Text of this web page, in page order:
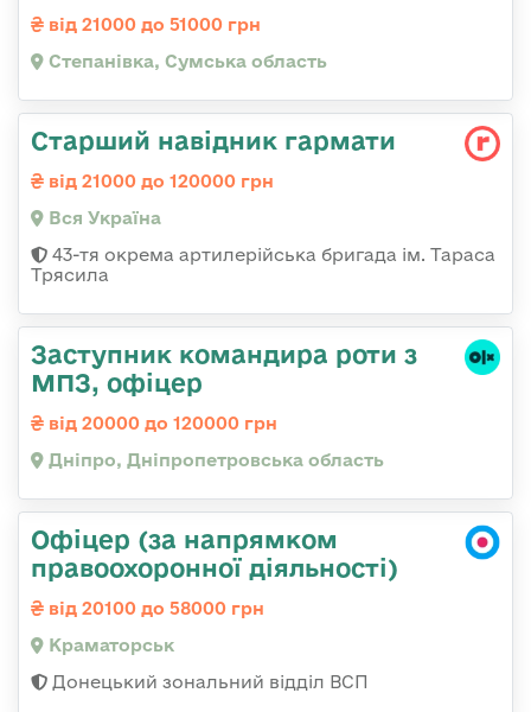
від 21000 до 51000 грн
Степанівка, Сумська область
Старший навідник гармати
від 21000 до 120000 грн
Вся Україна
43-тя окрема артилерійська бригада ім. Тараса
Трясила
Заступник командира роти з
МПЗ, офіцер
від 20000 до 120000 грн
Дніпро, Дніпропетровська область
Офіцер (за напрямком
правоохоронної діяльності)
від 20100 до 58000 грн
Краматорськ
Донецький зональний відділ ВСП